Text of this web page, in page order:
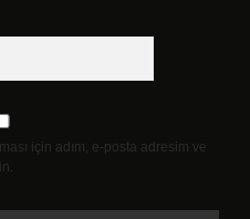
için adım, e-posta adresim ve